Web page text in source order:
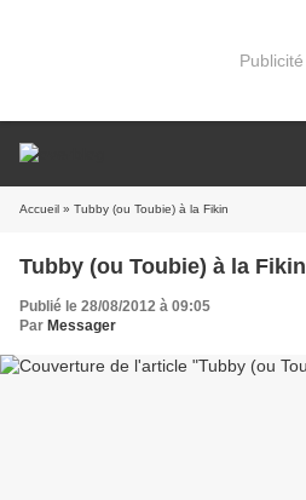
Publicité
Accueil » Tubby (ou Toubie) à la Fikin
Tubby (ou Toubie) à la Fikin
Publié le 28/08/2012 à 09:05
Par Messager